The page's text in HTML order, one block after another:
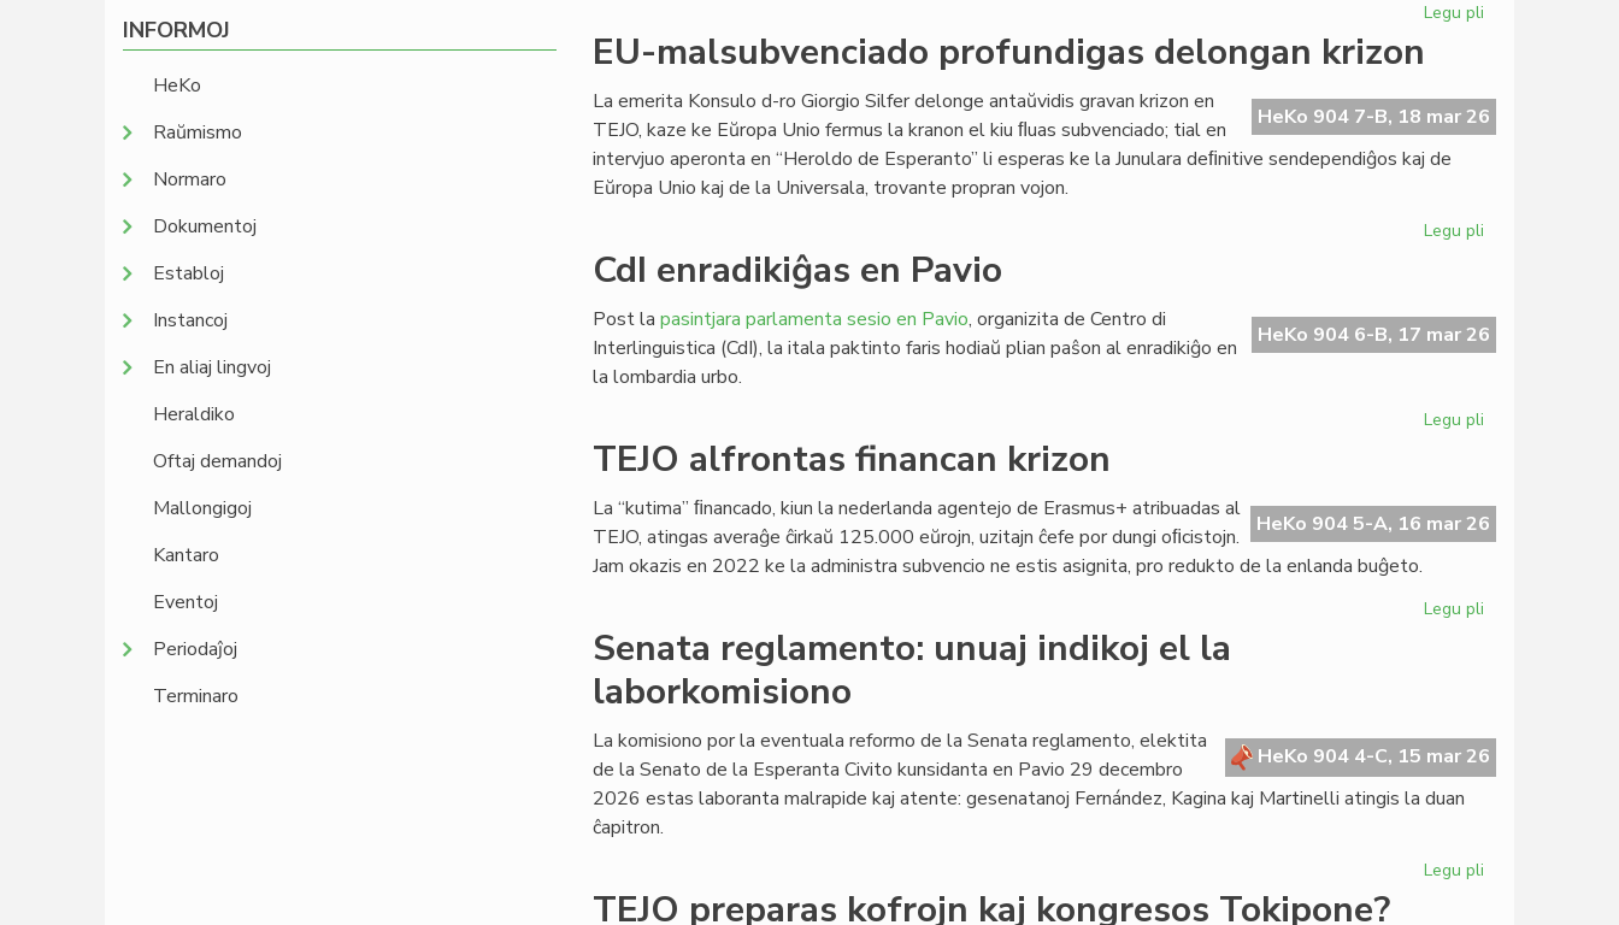
Legu pli
obolo
kreu
EU-malsubvenciado profundigas delongan krizon
HeKo 904 7-B, 18 mar 26
La emerita Konsulo d-ro Giorgio Silfer delonge antaŭvidis gravan krizon en
TEJO, kaze ke Eŭropa Unio fermus la kranon el kiu ﬂuas subvenciado; tial en
intervjuo aperonta en “Heroldo de Esperanto” li esperas ke la Junulara deﬁnitive sendependiĝos kaj de
Eŭropa Unio kaj de la Universala, trovante propran vojon.
Legu pli
delongan
krizon
CdI enradikiĝas en Pavio
HeKo 904 6-B, 17 mar 26
Post la pasintjara parlamenta sesio en Pavio, organizita de Centro di
Interlinguistica (CdI), la itala paktinto faris hodiaŭ plian paŝon al enradikiĝo en
la lombardia urbo.
Legu pli
Pavio
TEJO alfrontas financan krizon
HeKo 904 5-A, 16 mar 26
La “kutima” ﬁnancado, kiun la nederlanda agentejo de Erasmus+ atribuadas al
TEJO, atingas averaĝe ĉirkaŭ 125.000 eŭrojn, uzitajn ĉefe por dungi oﬁcistojn.
Jam okazis en 2022 ke la administra subvencio ne estis asignita, pro redukto de la enlanda buĝeto.
Legu pli
Senata reglamento: unuaj indikoj el la
laborkomisiono
HeKo 904 4-C, 15 mar 26
La komisiono por la eventuala reformo de la Senata reglamento, elektita
de la Senato de la Esperanta Civito kunsidanta en Pavio 29 decembro
2026 estas laboranta malrapide kaj atente: gesenatanoj Fernández, Kagina kaj Martinelli atingis la duan
ĉapitron.
Legu pli
TEJO preparas kofrojn kaj kongresos Tokipone?
INFORMOJ
HeKo
Raŭmismo
Normaro
Dokumentoj
Establoj
Instancoj
En aliaj lingvoj
Heraldiko
Oftaj demandoj
Mallongigoj
Kantaro
Eventoj
Periodaĵoj
Terminaro